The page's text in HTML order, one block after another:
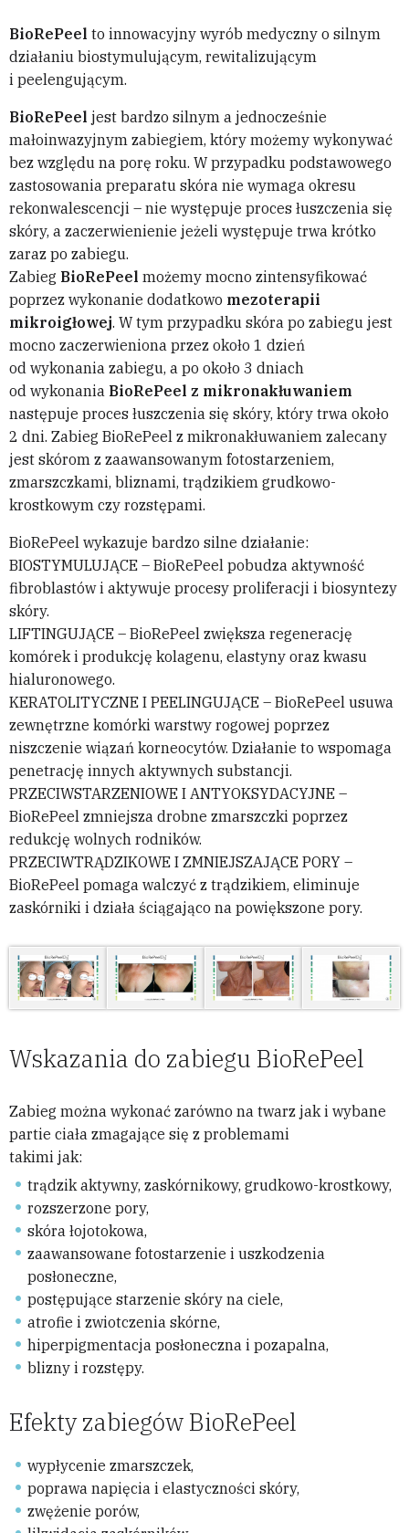
BioRePeel to innowacyjny wyrób medyczny o silnym
działaniu biostymulującym, rewitalizującym
i peelengującym.
BioRePeel jest bardzo silnym a jednocześnie
małoinwazyjnym zabiegiem, który możemy wykonywać
bez względu na porę roku. W przypadku podstawowego
zastosowania preparatu skóra nie wymaga okresu
rekonwalescencji – nie występuje proces łuszczenia się
skóry, a zaczerwienienie jeżeli występuje trwa krótko
zaraz po zabiegu.
Zabieg BioRePeel możemy mocno zintensyfikować
poprzez wykonanie dodatkowo mezoterapii
mikroigłowej. W tym przypadku skóra po zabiegu jest
mocno zaczerwieniona przez około 1 dzień
od wykonania zabiegu, a po około 3 dniach
od wykonania BioRePeel z mikronakłuwaniem
następuje proces łuszczenia się skóry, który trwa około
2 dni. Zabieg BioRePeel z mikronakłuwaniem zalecany
jest skórom z zaawansowanym fotostarzeniem,
zmarszczkami, bliznami, trądzikiem grudkowo-
krostkowym czy rozstępami.
BioRePeel wykazuje bardzo silne działanie:
BIOSTYMULUJĄCE – BioRePeel pobudza aktywność
fibroblastów i aktywuje procesy proliferacji i biosyntezy
skóry.
LIFTINGUJĄCE – BioRePeel zwiększa regenerację
komórek i produkcję kolagenu, elastyny oraz kwasu
hialuronowego.
KERATOLITYCZNE I PEELINGUJĄCE – BioRePeel usuwa
zewnętrzne komórki warstwy rogowej poprzez
niszczenie wiązań korneocytów. Działanie to wspomaga
penetrację innych aktywnych substancji.
PRZECIWSTARZENIOWE I ANTYOKSYDACYJNE –
BioRePeel zmniejsza drobne zmarszczki poprzez
redukcję wolnych rodników.
PRZECIWTRĄDZIKOWE I ZMNIEJSZAJĄCE PORY –
BioRePeel pomaga walczyć z trądzikiem, eliminuje
zaskórniki i działa ściągająco na powiększone pory.
Wskazania do zabiegu BioRePeel
Zabieg można wykonać zarówno na twarz jak i wybane
partie ciała zmagające się z problemami
takimi jak:
trądzik aktywny, zaskórnikowy, grudkowo-krostkowy,
rozszerzone pory,
skóra łojotokowa,
zaawansowane fotostarzenie i uszkodzenia
posłoneczne,
postępujące starzenie skóry na ciele,
atrofie i zwiotczenia skórne,
hiperpigmentacja posłoneczna i pozapalna,
blizny i rozstępy.
Efekty zabiegów BioRePeel
wypłycenie zmarszczek,
poprawa napięcia i elastyczności skóry,
zwężenie porów,